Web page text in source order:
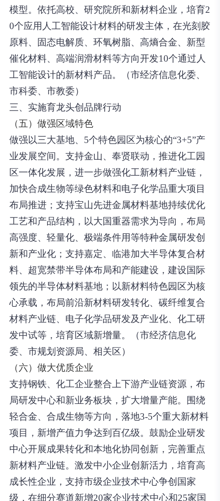
模型。依托高校、研究院所和新材料企业，培育2
0个应用人工智能设计材料的研发主体，在光刻胶
原料、固态电解质、环氧树脂、高熵合金、新型
催化材料、高端润滑材料等方向开发10个通过人
工智能设计的新材料产品。（市经济信息化委、
市科委、市教委）
三、实施育龙头创品牌行动
（五）做强区域特色
做强以三大基地、5个特色园区为核心的“3+5”产
业发展空间。支持金山、奉贤联动，推进化工园
区一体化发展 ，进一步做强化工新材料产业链，
加快合成生物等绿色材料和电子化学品重大项目
布局推进 ；支持宝山先进金属材料基地持续优化
工艺和产品结构，以大国重器需求为导向，布局
高强度、轻量化、极端条件用等特种金属研发创
新和产业化；支持嘉定、临港加大半导体复合材
料、超宽禁带半导体布局和产能建设，建设国际
领先的半导体材料基地；以新材料特色园区为核
心承载，布局前沿新材料研发转化、碳纤维复合
材料产业链、电子化学品研发及产业化、化工研
发中试等，培育区域新增量。（市经济信息化
委、市规划资源局、相关区）
（六）做大优质企业
支持钢铁、化工企业整合上下游产业链资源，布
局研发中心和新业务板块，扩大增量产能。
围绕
轻合金、合成生物等方向，落地3-5个重大新材料
项目，新增产值力争达到百亿级。鼓励企业研发
中心开展成果转化和本地化协同创新，完善重点
新材料产业链。激发中小企业创新活力，培育高
成长性企业，支持市级企业技术中心争创国家
级，在细分赛道新增20家企业技术中心和25家国